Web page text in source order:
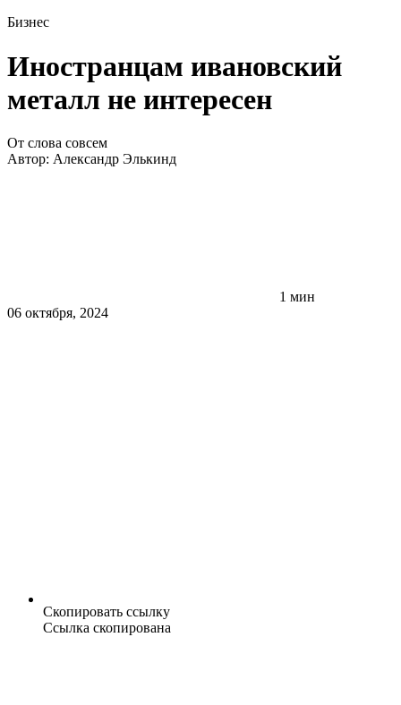
Бизнес
Иностранцам ивановский
металл не интересен
От слова совсем
Автор: Александр Элькинд
1 мин
06 октября, 2024
Скопировать ссылку
Ссылка скопирована